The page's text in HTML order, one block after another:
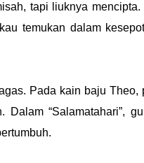
tapi liuknya mencipta.
temukan dalam
Pada kain baju Theo,
“Salamatahari”,